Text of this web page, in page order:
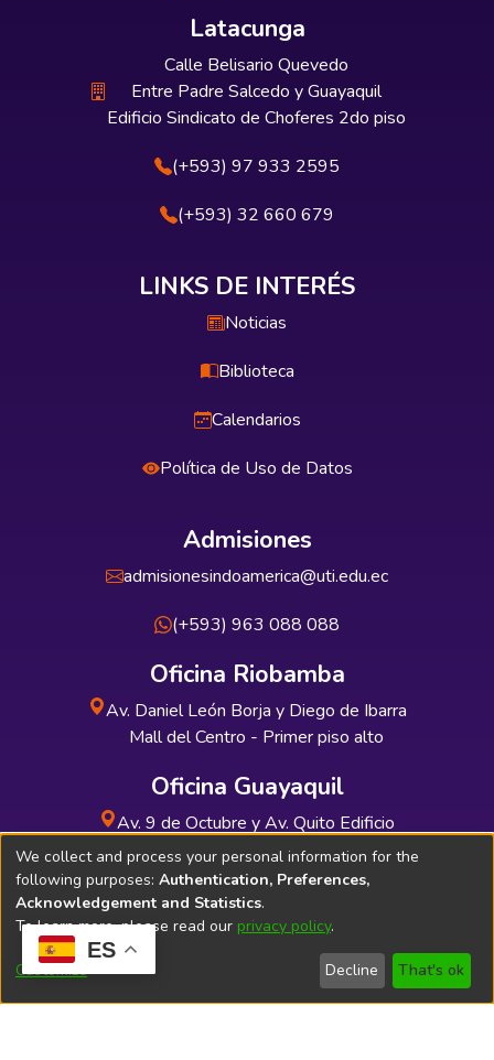
ES
Latacunga
Calle Belisario Quevedo
Entre Padre Salcedo y Guayaquil
Edificio Sindicato de Choferes 2do piso
(+593) 97 933 2595
(+593) 32 660 679
LINKS DE INTERÉS
Noticias
Biblioteca
Calendarios
Política de Uso de Datos
Admisiones
admisionesindoamerica@uti.edu.ec
(+593) 963 088 088
Oficina Riobamba
Av. Daniel León Borja y Diego de Ibarra
Mall del Centro - Primer piso alto
Oficina Guayaquil
Av. 9 de Octubre y Av. Quito Edificio
INDUAUTO - Planta baja
Soporte Técnico Bibliolatino.com
We collect and process your personal information for the
following purposes: Authentication, Preferences,
Acknowledgement and Statistics.
To learn more, please read our privacy policy.
Customize Decline That's ok